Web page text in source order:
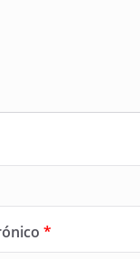
*